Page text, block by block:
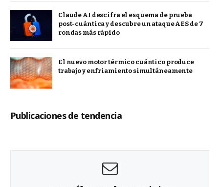
Claude AI descifra el esquema de prueba
post-cuántica y descubre un ataque AES de 7
rondas más rápido
El nuevo motor térmico cuántico produce
trabajo y enfriamiento simultáneamente
Publicaciones de tendencia